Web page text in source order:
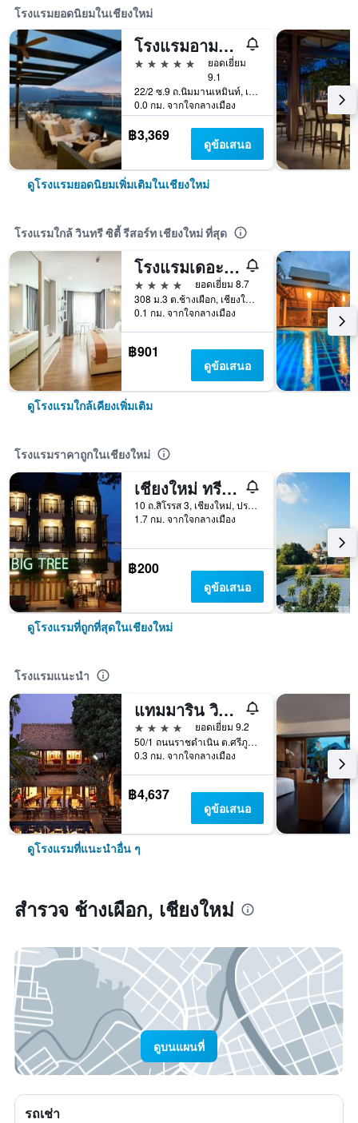
โรงแรมยอดนิยมในเชียงใหม่
โรงแรมอามานอร์ เชียงใหม่
5 ดาว
ยอดเยี่ยม
9.1
22/2 ซ.9 ถ.นิมมานเหมินท์, เชียงใหม่, ประเทศไทย
0.0 กม. จากใจกลางเมือง
฿3,369 ดูข้อเสนอ
ดูโรงแรมยอดนิยมเพิ่มเติมในเชียงใหม่
โรงแรมใกล้ วินทรี ซิตี้ รีสอร์ท เชียงใหม่ ที่สุด
โรงแรมเดอะ แคนนาส
4 ดาว
ยอดเยี่ยม 8.7
308 ม.3 ต.ช้างเผือก, เชียงใหม่, ประเทศไทย
0.1 กม. จากใจกลางเมือง
฿901
ดูข้อเสนอ
ดูโรงแรมใกล้เคียงเพิ่มเติม
โรงแรมราคาถูกในเชียงใหม่
เชียงใหม่ ทรี โฮสเทล
10 ถ.สิโรรส 3, เชียงใหม่, ประเทศไทย
1.7 กม. จากใจกลางเมือง
฿200
ดูข้อเสนอ
ดูโรงแรมที่ถูกที่สุดในเชียงใหม่
โรงแรมแนะนำ
แทมมาริน วิลเลจ
4 ดาว
ยอดเยี่ยม 9.2
50/1 ถนนราชดำเนิน ต.ศรีภูมิ อ.เมือง, เชียงใหม่, ประเทศไทย
0.3 กม. จากใจกลางเมือง
฿4,637
ดูข้อเสนอ
ดูโรงแรมที่แนะนำอื่น ๆ
สำรวจ ช้างเผือก, เชียงใหม่
ดูบนแผนที่
รถเช่า